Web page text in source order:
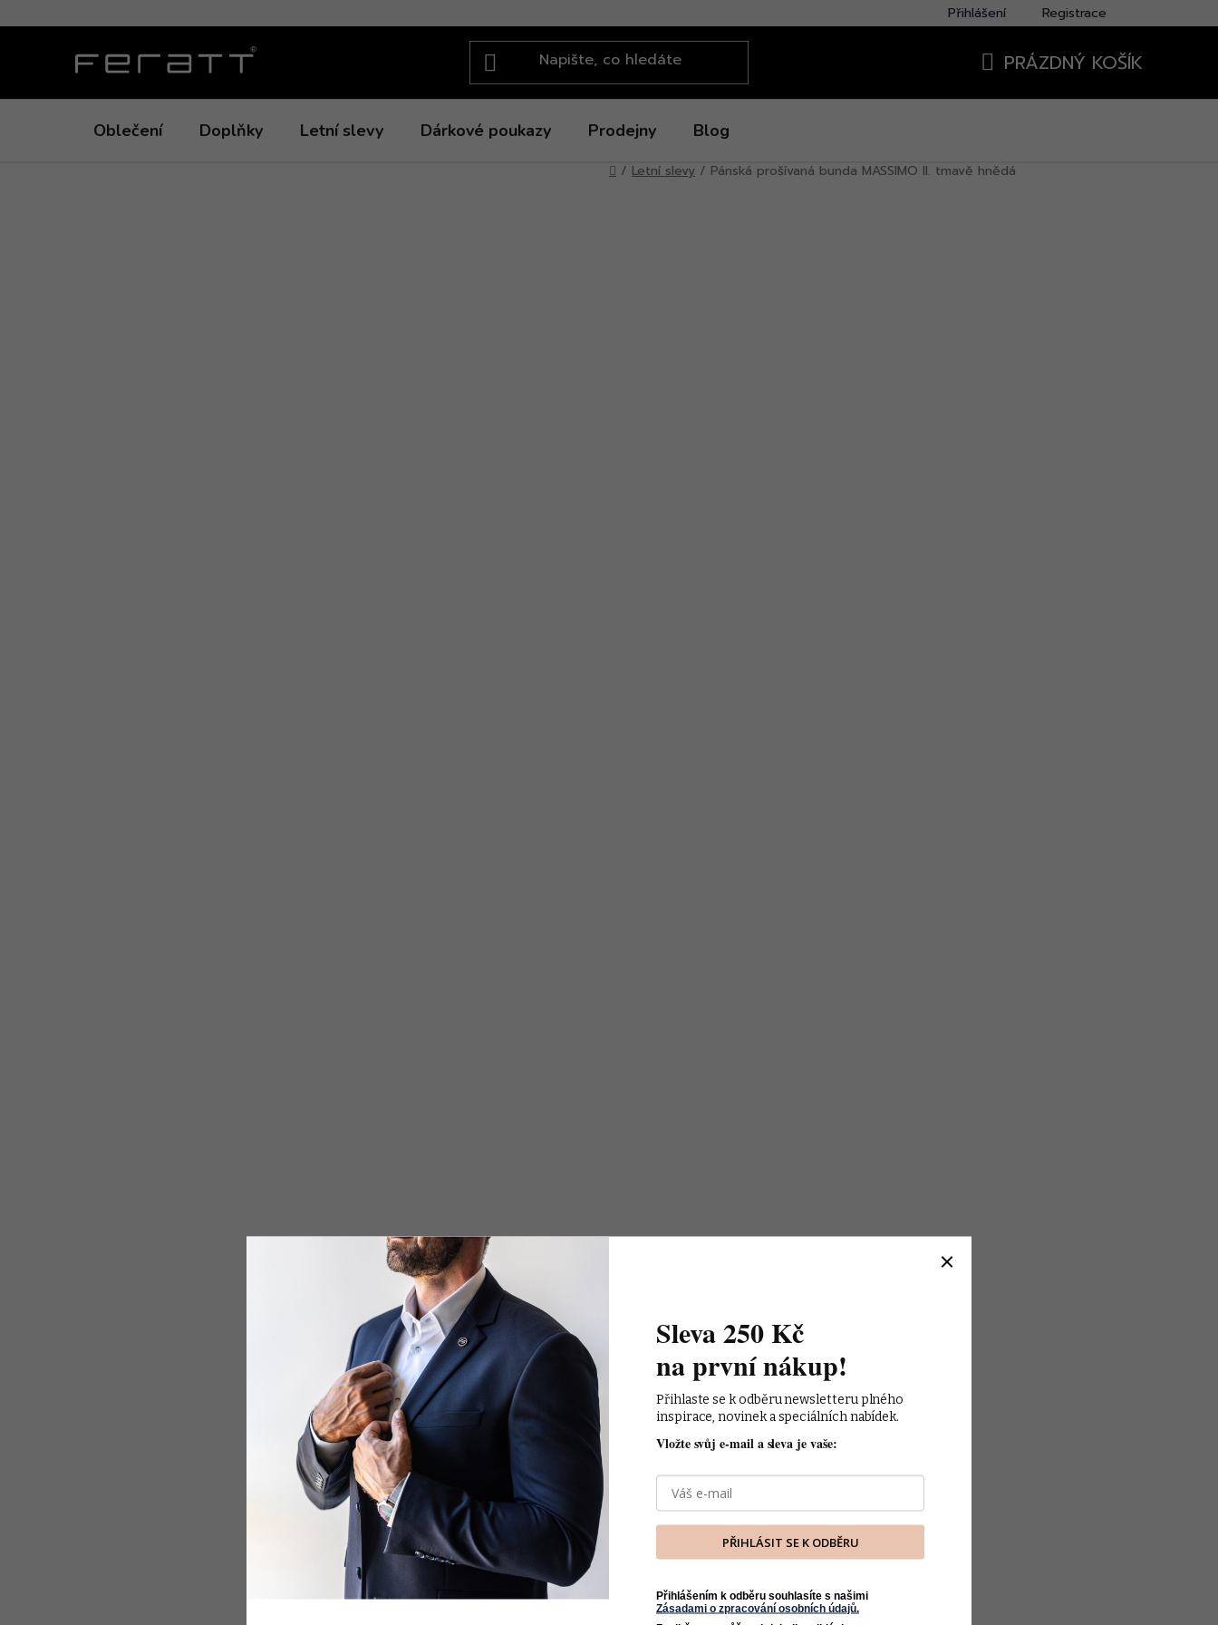
na
Přihlášení Registrace
PRÁZDNÝ KOŠÍK
Oblečení Doplňky Letní slevy Dárkové poukazy Prodejny Blog
Domů
/ Letní slevy / Pánská prošívaná bunda MASSIMO II. tmavě hnědá
Sleva 250 Kč
na první nákup!
Přihlaste se k odběru newsletteru plného
inspirace, novinek a speciálních nabídek.
Vložte svůj e-mail a sleva je vaše:
PŘIHLÁSIT SE K ODBĚRU
Přihlášením k odběru souhlasíte s našimi
Zásadami o zpracování osobních údajů.